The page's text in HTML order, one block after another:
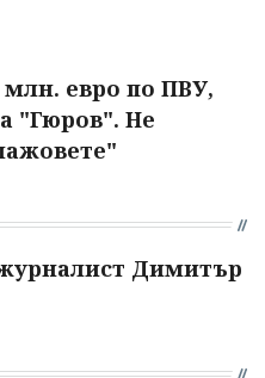
млн. евро по ПВУ,
"Гюров". Не
Димитър